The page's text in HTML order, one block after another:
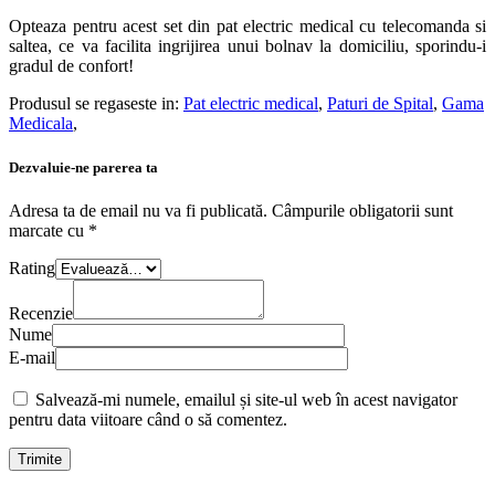
Opteaza pentru acest set din pat electric medical cu telecomanda si
saltea, ce va facilita ingrijirea unui bolnav la domiciliu, sporindu-i
gradul de confort!
Produsul se regaseste in: Pat electric medical, Paturi de Spital, Gama
Medicala,
Dezvaluie-ne parerea ta
Adresa ta de email nu va fi publicată. Câmpurile obligatorii sunt
marcate cu *
Rating
Recenzie
Nume
E-mail
Salvează-mi numele, emailul și site-ul web în acest navigator
pentru data viitoare când o să comentez.